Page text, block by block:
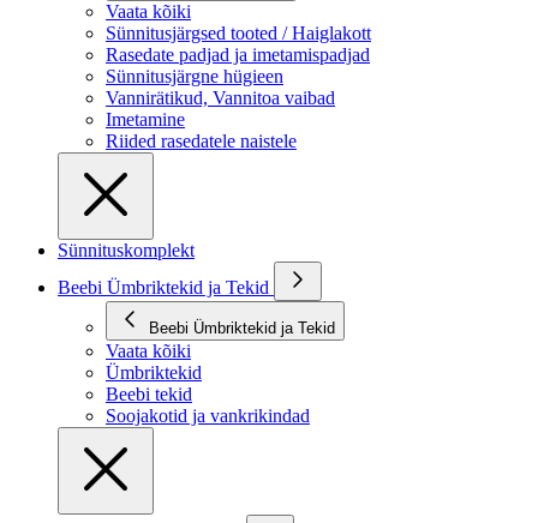
Vaata kõiki
Sünnitusjärgsed tooted / Haiglakott
Rasedate padjad ja imetamispadjad
Sünnitusjärgne hügieen
Vannirätikud, Vannitoa vaibad
Imetamine
Riided rasedatele naistele
Sünnituskomplekt
Beebi Ümbriktekid ja Tekid
Beebi Ümbriktekid ja Tekid
Vaata kõiki
Ümbriktekid
Beebi tekid
Soojakotid ja vankrikindad